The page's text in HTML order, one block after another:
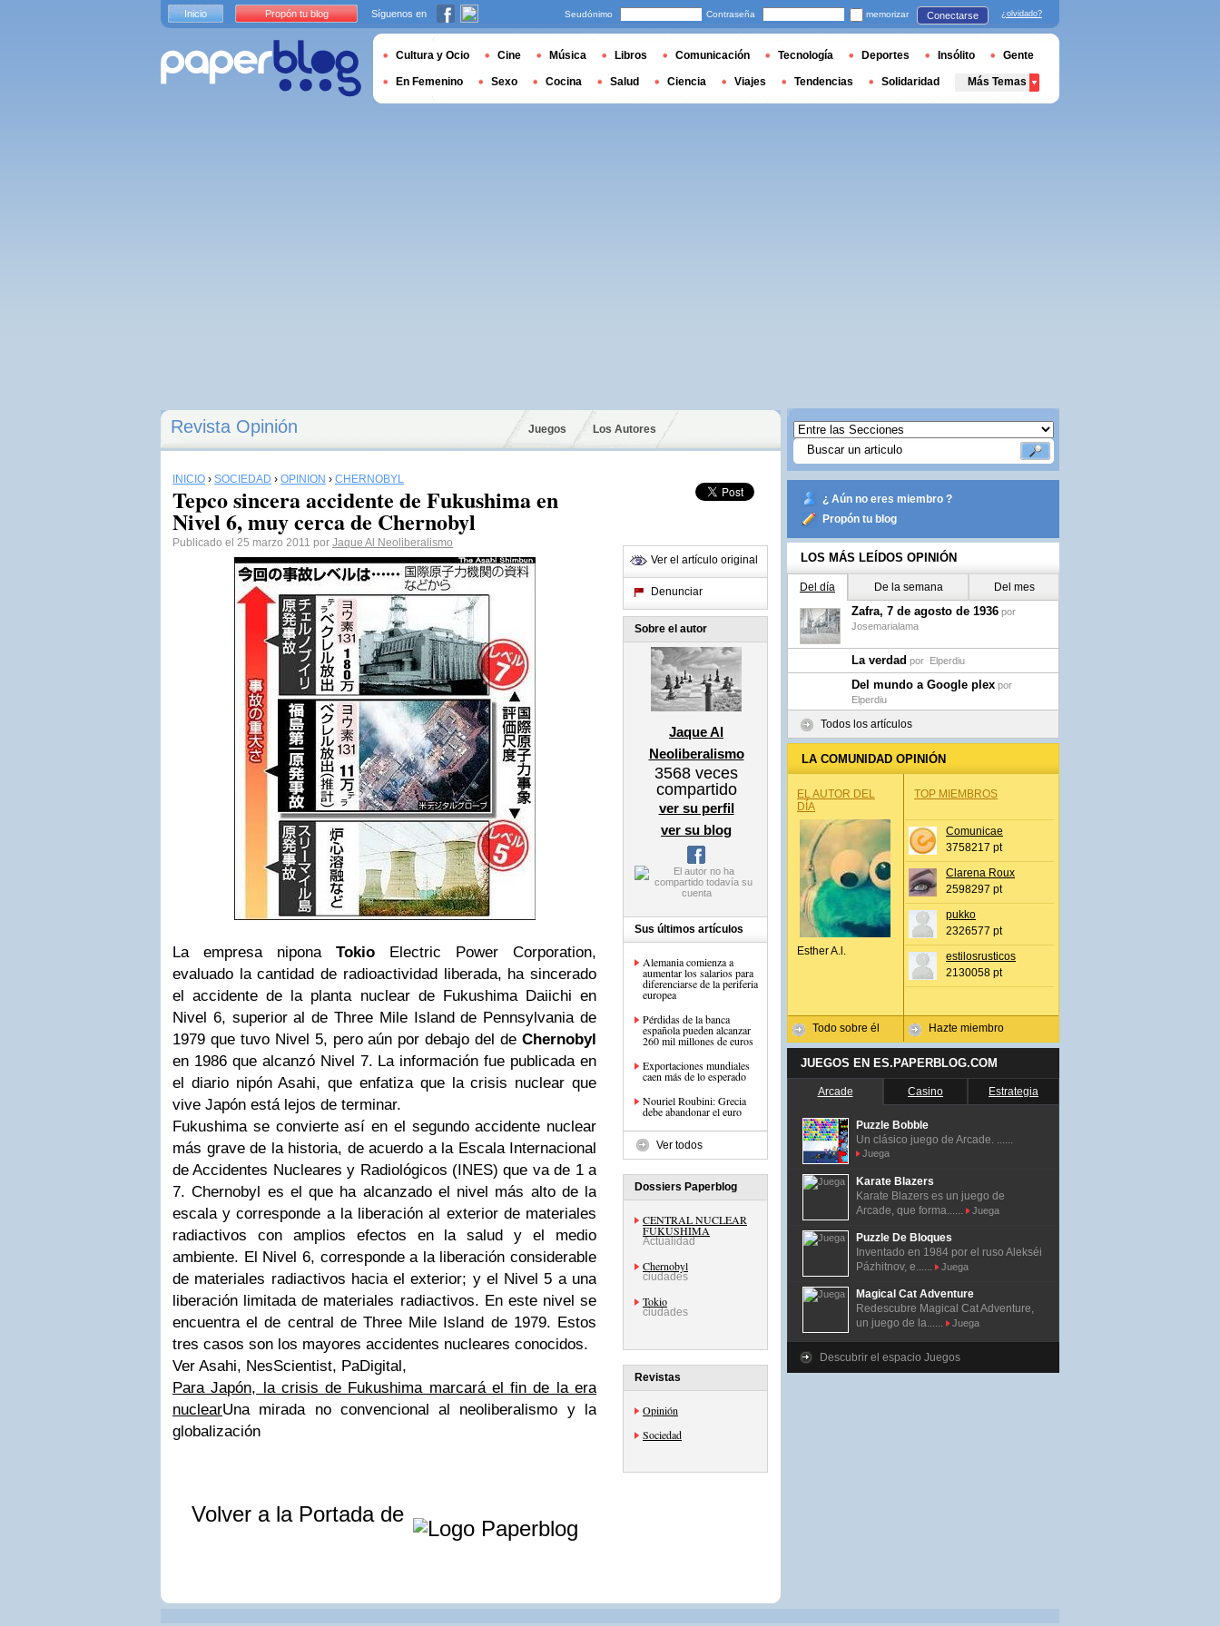
Revista Opinión Juegos Los Autores
INICIO › SOCIEDAD › OPINIÓN › CHERNOBYL
Tepco sincera accidente de Fukushima en
Nivel 6, muy cerca de Chernobyl
Publicado el 25 marzo 2011 por Jaque Al Neoliberalismo
La empresa nipona Tokio Electric Power Corporation,
evaluado la cantidad de radioactividad liberada, ha sincerado
el accidente de la planta nuclear de Fukushima Daiichi en
Nivel 6, superior al de Three Mile Island de Pennsylvania de
1979 que tuvo Nivel 5, pero aún por debajo del de Chernobyl
en 1986 que alcanzó Nivel 7. La información fue publicada en
el diario nipón Asahi, que enfatiza que la crisis nuclear que
vive Japón está lejos de terminar.
Fukushima se convierte así en el segundo accidente nuclear
más grave de la historia, de acuerdo a la Escala Internacional
de Accidentes Nucleares y Radiológicos (INES) que va de 1 a
7. Chernobyl es el que ha alcanzado el nivel más alto de la
escala y corresponde a la liberación al exterior de materiales
radiactivos con amplios efectos en la salud y el medio
ambiente. El Nivel 6, corresponde a la liberación considerable
de materiales radiactivos hacia el exterior; y el Nivel 5 a una
liberación limitada de materiales radiactivos. En este nivel se
encuentra el de central de Three Mile Island de 1979. Estos
tres casos son los mayores accidentes nucleares conocidos.
Ver Asahi, NesScientist, PaDigital,
Para Japón, la crisis de Fukushima marcará el fin de la era
nuclearUna mirada no convencional al neoliberalismo y la
globalización
Volver a la Portada de
Ver el artículo original
Denunciar
Sobre el autor
Jaque Al
Neoliberalismo
3568 veces
compartido
ver su perfil
ver su blog
Sus últimos artículos
Alemania comienza a
aumentar los salarios para
diferenciarse de la periferia
europea
Pérdidas de la banca
española pueden alcanzar
260 mil millones de euros
Exportaciones mundiales
caen más de lo esperado
Nouriel Roubini: Grecia
debe abandonar el euro
Ver todos
Dossiers Paperblog
CENTRAL NUCLEAR
FUKUSHIMA
Actualidad
Chernobyl
ciudades
Tokio
ciudades
Revistas
Opinión
Sociedad
¿ Aún no eres miembro ?
Propón tu blog
LOS MÁS LEÍDOS OPINIÓN
Del día De la semana Del mes
Zafra, 7 de agosto de 1936 por
Josemarialama
La verdad por Elperdiu
Del mundo a Google plex por
Elperdiu
Todos los artículos
LA COMUNIDAD OPINIÓN
EL AUTOR DEL
DÍA
Esther A.l.
Todo sobre él
TOP MIEMBROS
Comunicae
3758217 pt
Clarena Roux
2598297 pt
pukko
2326577 pt
estilosrusticos
2130058 pt
Hazte miembro
JUEGOS EN ES.PAPERBLOG.COM
Arcade Casino Estrategia
Puzzle Bobble
Un clásico juego de Arcade. ......
Juega
Karate Blazers
Karate Blazers es un juego de
Arcade, que forma......
Juega
Puzzle De Bloques
Inventado en 1984 por el ruso Alekséi
Pázhitnov, e......
Juega
Magical Cat Adventure
Redescubre Magical Cat Adventure,
un juego de la......
Juega
Descubrir el espacio Juegos
Inicio Propón tu blog Síguenos en Seudónimo Contraseña memorizar Conectarse ¿olvidado?
Cultura y Ocio Cine Música Libros Comunicación Tecnología Deportes Insólito Gente
En Femenino Sexo Cocina Salud Ciencia Viajes Tendencias Solidaridad Más Temas